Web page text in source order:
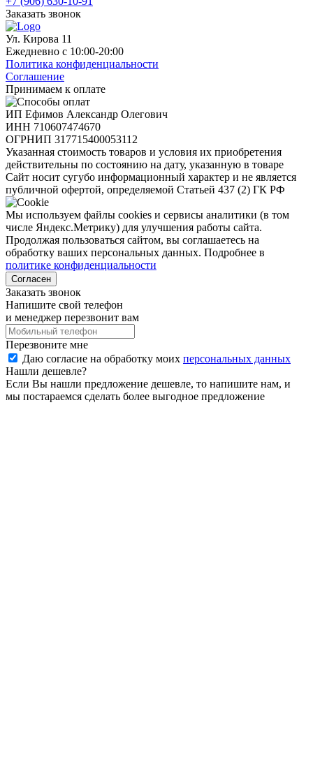
Заказать звонок
Ул. Кирова 11
Ежедневно с 10:00-20:00
Политика конфиденциальности
Соглашение
Принимаем к оплате
ИП Ефимов Александр Олегович
ИНН 710607474670
ОГРНИП 317715400053112
Указанная стоимость товаров и условия их приобретения
действительны по состоянию на дату, указанную в товаре
Сайт носит сугубо информационный характер и не является
публичной офертой, определяемой Статьей 437 (2) ГК РФ
Мы используем файлы cookies и сервисы аналитики (в том
числе Яндекс.Метрику) для улучшения работы сайта.
Продолжая пользоваться сайтом, вы соглашаетесь на
обработку ваших персональных данных. Подробнее в
политике конфиденциальности
Согласен
Заказать звонок
Напишите свой телефон
и менеджер перезвонит вам
Перезвоните мне
Даю согласие на обработку моих персональных данных
Нашли дешевле?
Если Вы нашли предложение дешевле, то напишите нам, и
мы постараемся сделать более выгодное предложение